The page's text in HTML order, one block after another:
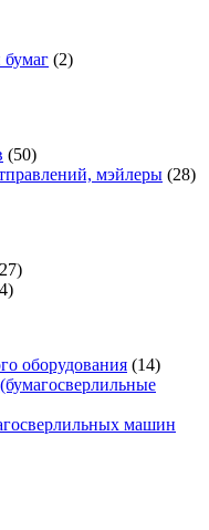
бумаг (2)
(50)
мэйлеры (28)
оборудования (14)
машин